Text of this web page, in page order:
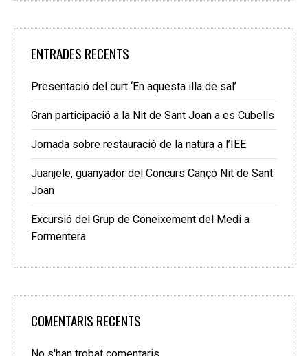
ENTRADES RECENTS
Presentació del curt ‘En aquesta illa de sal’
Gran participació a la Nit de Sant Joan a es Cubells
Jornada sobre restauració de la natura a l’IEE
Juanjele, guanyador del Concurs Cançó Nit de Sant
Joan
Excursió del Grup de Coneixement del Medi a
Formentera
COMENTARIS RECENTS